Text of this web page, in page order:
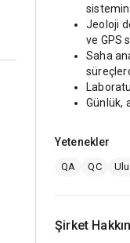
Jeoloji
ve GPS
Saha
Günlük,
Yetenekler
QA QC
Şirket